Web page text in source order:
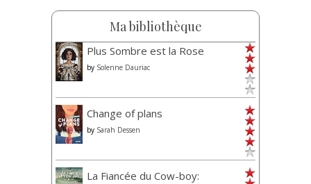
Ma bibliothèque
Plus Sombre est la Rose
by Solenne Dauriac
Change of plans
by Sarah Dessen
La Fiancée du Cow-boy: